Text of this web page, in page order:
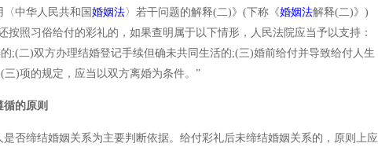
中华人民共和国婚姻法〉若干问题的解释(二)》(下称《婚姻法解释(二)》)
按照习俗给付的彩礼的，如果查明属于以下情形，人民法院应当予以支持：
;(二)双方办理结婚登记手续但确未共同生活的;(三)婚前给付并导致给付人生
)项的规定，应当以双方离婚为条件。”
的原则
否缔结婚姻关系为主要判断依据。给付彩礼后未缔结婚姻关系的，原则上应